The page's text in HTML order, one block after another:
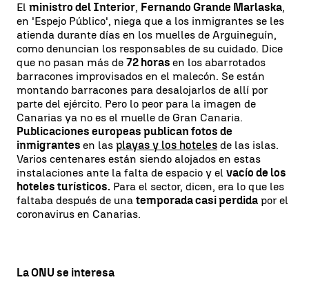
El ministro del Interior, Fernando Grande Marlaska,
en 'Espejo Público', niega que a los inmigrantes se les
atienda durante días en los muelles de Arguineguín,
como denuncian los responsables de su cuidado. Dice
que no pasan más de 72 horas en los abarrotados
barracones improvisados en el malecón. Se están
montando barracones para desalojarlos de allí por
parte del ejército. Pero lo peor para la imagen de
Canarias ya no es el muelle de Gran Canaria.
Publicaciones europeas publican fotos de
inmigrantes en las playas y los hoteles de las islas.
Varios centenares están siendo alojados en estas
instalaciones ante la falta de espacio y el vacío de los
hoteles turísticos. Para el sector, dicen, era lo que les
faltaba después de una temporada casi perdida por el
coronavirus en Canarias.
La ONU se interesa